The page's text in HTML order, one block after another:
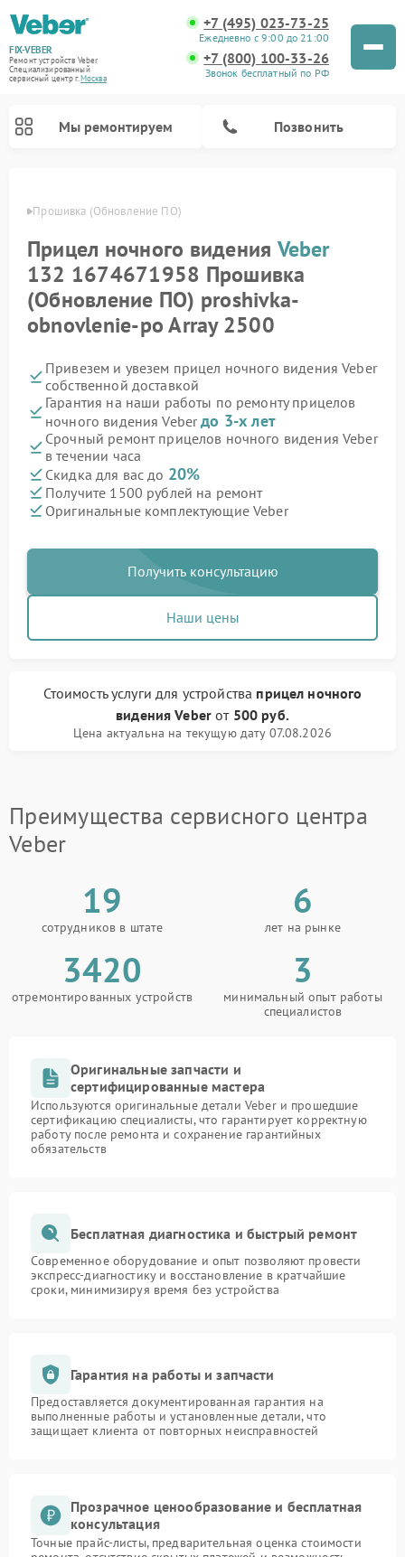
FIX-VEBER
Ремонт устройств Veber
Специализированный
cервисный центр г.Москва
+7 (495) 023-73-25
Ежедневно с 9:00 до 21:00
+7 (800) 100-33-26
Звонок бесплатный по РФ
Мы ремонтируем Позвонить
Прошивка (Обновление ПО)
Прицел ночного видения Veber
132 1674671958 Прошивка
(Обновление ПО) proshivka-
obnovlenie-po Array 2500
Привезем и увезем прицел ночного видения Veber
собственной доставкой
Гарантия на наши работы по ремонту прицелов
ночного видения Veberдо 3-х лет
Срочный ремонт прицелов ночного видения Veber
в течении часа
Скидка для вас до 20%
Получите 1500 рублей на ремонт
Оригинальные комплектующие Veber
Получить консультацию
Наши цены
Стоимость услугидля устройства прицел ночного
видения Veber от 500 руб.
Цена актуальна на текущую дату 07.08.2026
Преимущества сервисного центра
Veber
19
сотрудников в штате
6
лет на рынке
3420
отремонтированных устройств
3
минимальный опыт работы
специалистов
Оригинальные запчасти и
сертифицированные мастера
Используются оригинальные детали Veber и прошедшие
сертификацию специалисты, что гарантирует корректную
работу после ремонта и сохранение гарантийных
обязательств
Бесплатная диагностика и быстрый ремонт
Современное оборудование и опыт позволяют провести
экспресс-диагностику и восстановление в кратчайшие
сроки, минимизируя время без устройства
Гарантия на работы и запчасти
Предоставляется документированная гарантия на
выполненные работы и установленные детали, что
защищает клиента от повторных неисправностей
Прозрачное ценообразование и бесплатная
консультация
Точные прайс-листы, предварительная оценка стоимости